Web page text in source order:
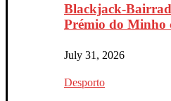
Blackjack-
Prémio do Minho
July 31, 2026
Desporto